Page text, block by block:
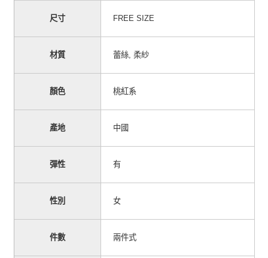
尺寸 FREE SIZE
材質 蕾絲, 柔紗
顏色 桃紅系
產地 中國
彈性 有
性別 女
件數 兩件式